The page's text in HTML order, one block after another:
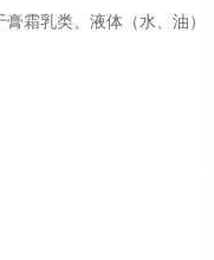
霜乳类、液体（水、油）